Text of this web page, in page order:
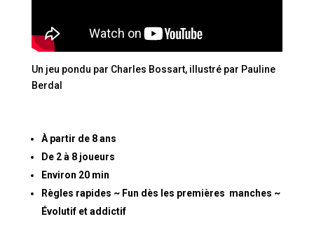
Un jeu pondu par Charles Bossart, illustré par Pauline
Berdal
À partir de 8 ans
De 2 à 8 joueurs
Environ 20 min
Règles rapides ~ Fun dès les premières manches ~
Évolutif et addictif